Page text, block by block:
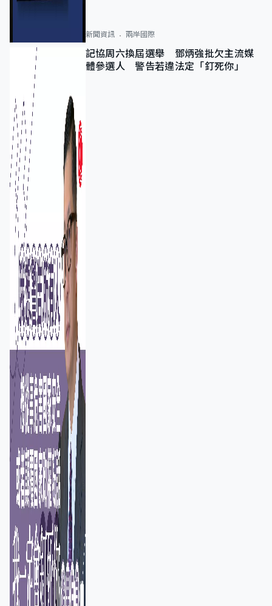
新聞資訊 兩岸國際
記協周六換屆選舉 鄧炳強批欠主流媒
體參選人 警告若違法定「釘死你」